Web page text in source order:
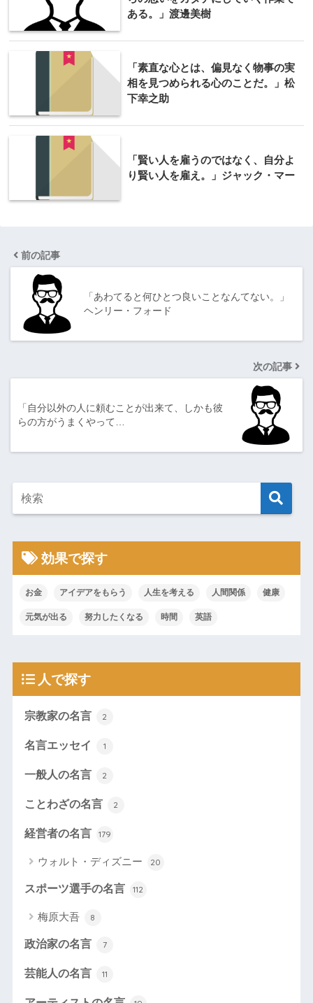
ある。」渡邊美樹
「素直な心とは、偏見なく物事の実
相を見つめられる心のことだ。」松
下幸之助
「賢い人を雇うのではなく、自分よ
り賢い人を雇え。」ジャック・マー
前の記事
「あわてると何ひとつ良いことなんてない。」
ヘンリー・フォード
次の記事
「自分以外の人に頼むことが出来て、しかも彼
らの方がうまくやって…
効果で探す
お金 アイデアをもらう 人生を考える 人間関係 健康
元気が出る 努力したくなる 時間 英語
人で探す
宗教家の名言 2
名言エッセイ 1
一般人の名言 2
ことわざの名言 2
経営者の名言 179
ウォルト・ディズニー 20
スポーツ選手の名言 112
梅原大吾 8
政治家の名言 7
芸能人の名言 11